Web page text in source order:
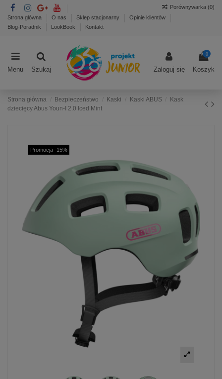
Strona główna O nas Sklep stacjonarny
Opinie klientów
Blog-Poradnik
LookBook Kontakt
Porównywarka (0)
Menu Szukaj Zaloguj się
0
Koszyk
Strona główna Bezpieczeństwo Kaski Kaski ABUS
Kask
dziecięcy Abus Youn-I 2.0 Iced Mint
Promocja -15%